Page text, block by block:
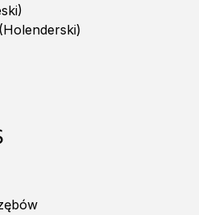
)
(Holenderski)